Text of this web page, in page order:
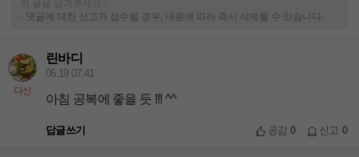
-
댓글에 대한 신고가 접수될 경우, 내용에 따라 즉시 삭제될 수 있습니다.
다신
린바디
06.19 07:41
아침 공복에 좋을 듯 !!! ^^
답글쓰기 공감0 신고 0